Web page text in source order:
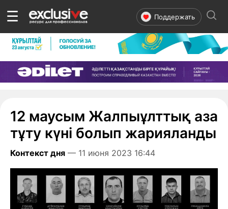
☰ Поддержать
12 маусым Жалпыұлттық аза
тұту күні болып жарияланды
Контекст дня — 11 июня 2023 16:44